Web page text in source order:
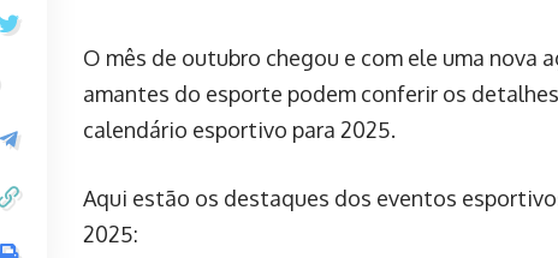
O mês de outubro chegou e com ele uma nova
amantes do esporte podem conferir os
calendário esportivo para 2025.
Aqui estão os destaques dos eventos
2025: